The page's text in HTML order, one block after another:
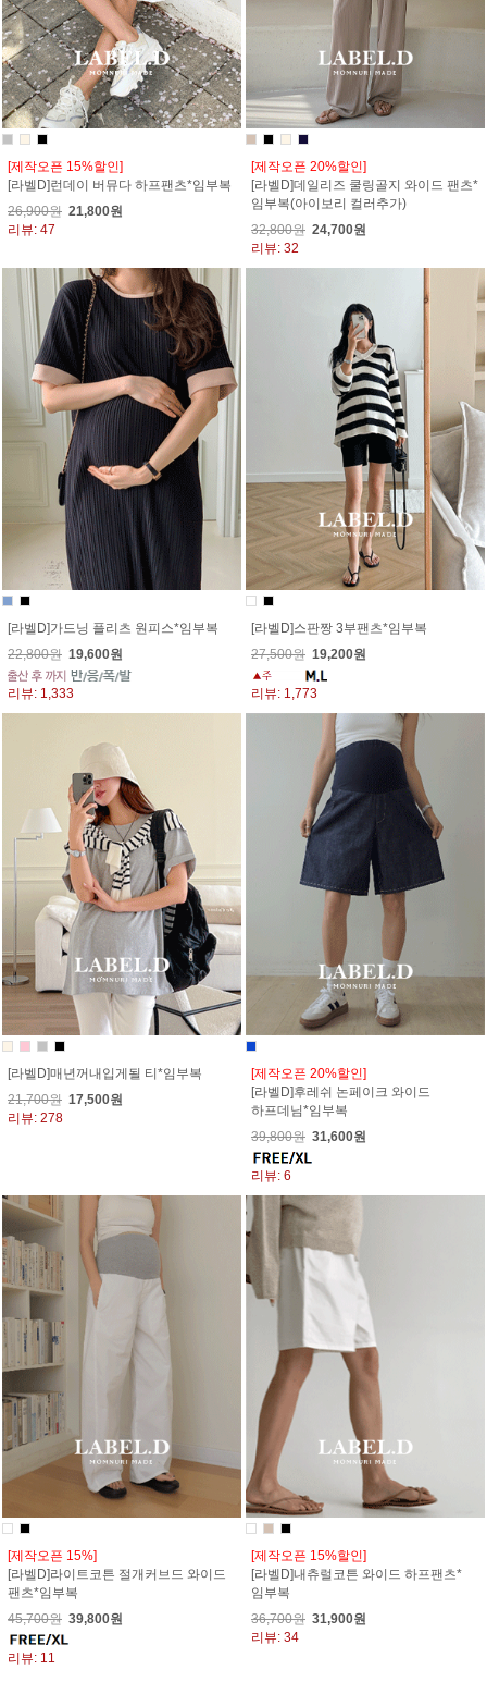
[제작오픈 15%할인]
[라벨D]런데이 버뮤다 하프팬츠*임부복
26,900원 21,800원
리뷰: 47
[제작오픈 20%할인]
[라벨D]데일리즈 쿨링골지 와이드 팬츠*
임부복(아이보리 컬러추가)
32,800원 24,700원
리뷰: 32
[라벨D]가드닝 플리츠 원피스*임부복
22,800원 19,600원
리뷰: 1,333
[라벨D]스판짱 3부팬츠*임부복
27,500원 19,200원
리뷰: 1,773
[라벨D]매년꺼내입게될 티*임부복
21,700원 17,500원
리뷰: 278
[제작오픈 20%할인]
[라벨D]후레쉬 논페이크 와이드
하프데님*임부복
39,800원 31,600원
리뷰: 6
[제작오픈 15%]
[라벨D]라이트코튼 절개커브드 와이드
팬츠*임부복
45,700원 39,800원
리뷰: 11
[제작오픈 15%할인]
[라벨D]내츄럴코튼 와이드 하프팬츠*
임부복
36,700원 31,900원
리뷰: 34